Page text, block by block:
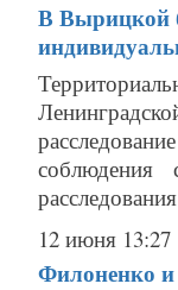
В Вырицкой
соблюдения
12 июня 13:27
Филоненко